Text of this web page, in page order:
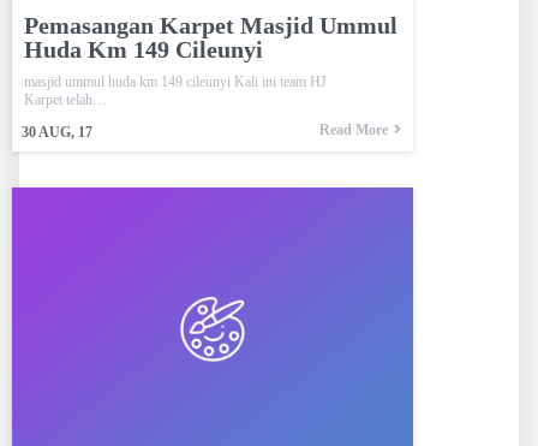
Pemasangan Karpet Masjid Ummul
Huda Km 149 Cileunyi
30AUG, 17
masjid ummul huda km 149 cileunyi Kali ini team HJ
Karpet telah…
Read More